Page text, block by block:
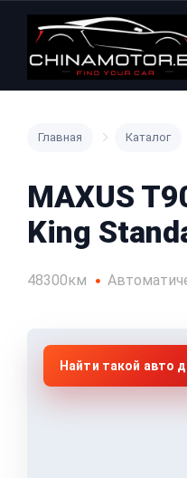
Главная Каталог
MAXUS
King
48300км
Найти такой авто